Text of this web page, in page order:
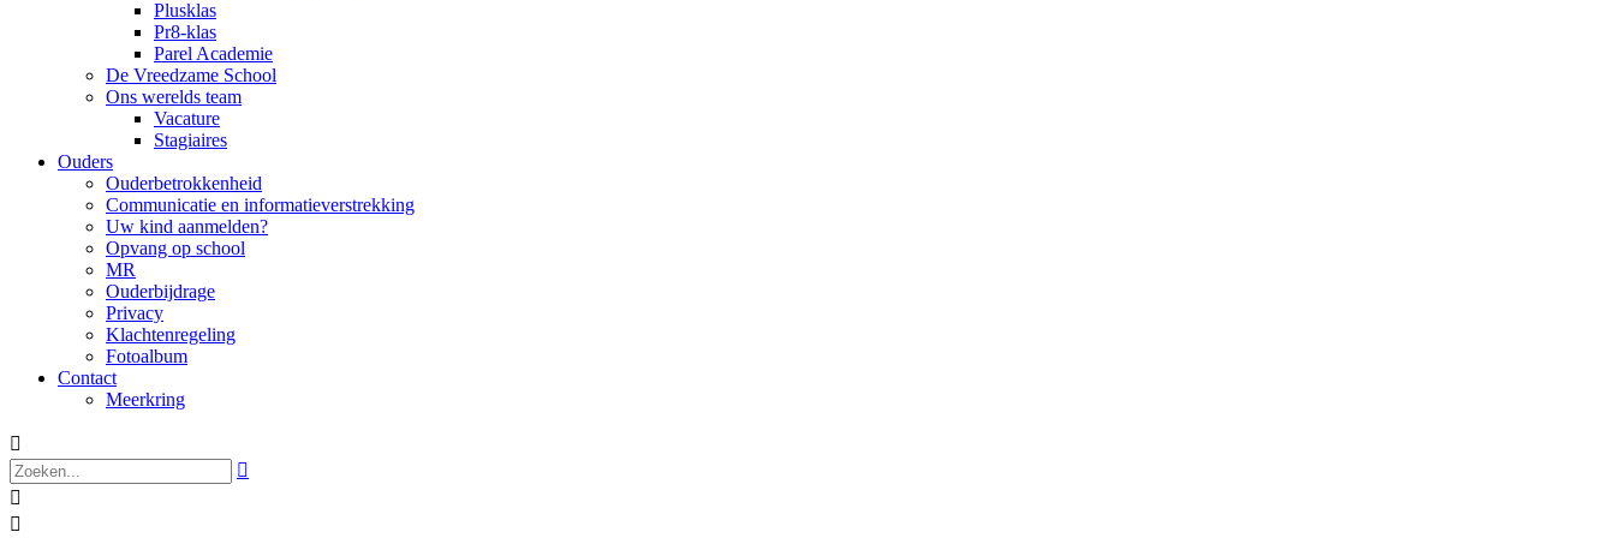
Plusklas
Pr8-klas
Parel Academie
De Vreedzame School
Ons werelds team
Vacature
Stagiaires
Ouders
Ouderbetrokkenheid
Communicatie en informatieverstrekking
Uw kind aanmelden?
Opvang op school
MR
Ouderbijdrage
Privacy
Klachtenregeling
Fotoalbum
Contact
Meerkring



